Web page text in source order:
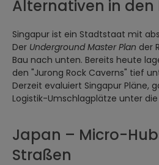
Alternativen in den
Singapur ist ein Stadtstaat mit
Der Underground Master Plan der
Bau nach unten. Bereits heute
den "Jurong Rock Caverns" tief
Derzeit evaluiert Singapur Pläne,
Logistik-Umschlagplätze unter die
Japan – Micro-
Straßen